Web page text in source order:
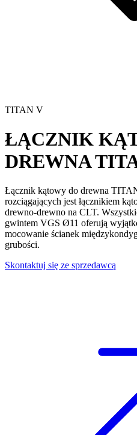
TITAN V
ŁĄCZNIK
DREWNA
Łącznik kątowy do drewna
rozciągających jestłącznikiem
drewno-drewno na CLT.
gwintem VGS Ø11 oferują
mocowanie ścianek
grubości.
Skontaktuj się ze sprzedawcą